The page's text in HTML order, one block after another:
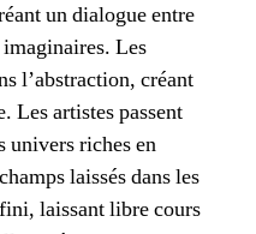
un dialogue entre
Les
l’abstraction, créant
Les artistes passent
univers riches en
laissés dans les
laissant libre cours